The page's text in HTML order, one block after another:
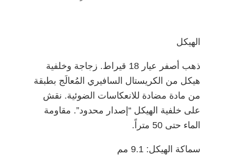
الهيكل
ذهب أصفر عيار 18 قيراط. زجاجة وخلفية
هيكل من الكريستال السافيري المُعالَج بطبقة
من مادة مضادة للانعكاسات الضوئية. نقش
على خلفية الهيكل “إصدار محدود”. مقاومة
الماء حتى 50 متراً.
سماكة الهيكل: 9.1 مم